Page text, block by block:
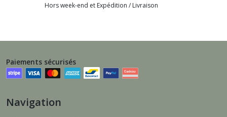
Hors week-end et Expédition / Livraison
Paiements sécurisés
Navigation